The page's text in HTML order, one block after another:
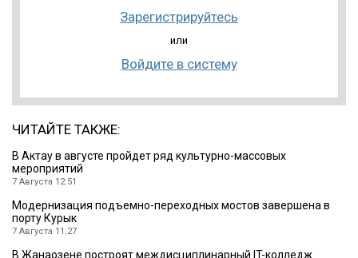
Зарегистрируйтесь
или
Войдите в систему
ЧИТАЙТЕ ТАКЖЕ:
В Актау в августе пройдет ряд культурно-массовых
мероприятий
7 Августа 12:51
Модернизация подъемно-переходных мостов завершена в
порту Курык
7 Августа 11:27
В Жанаозене построят междисциплинарный IT-колледж